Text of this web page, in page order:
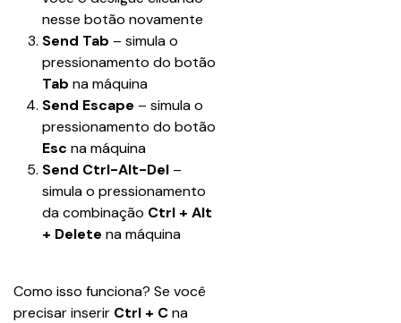
nesse botão novamente
Send Tab – simula o
pressionamento do botão
Tab na máquina
Send Escape – simula o
pressionamento do botão
Esc na máquina
Send Ctrl-Alt-Del –
simula o pressionamento
da combinação Ctrl + Alt
+ Delete na máquina
Como isso funciona? Se você
precisar inserir Ctrl + C na